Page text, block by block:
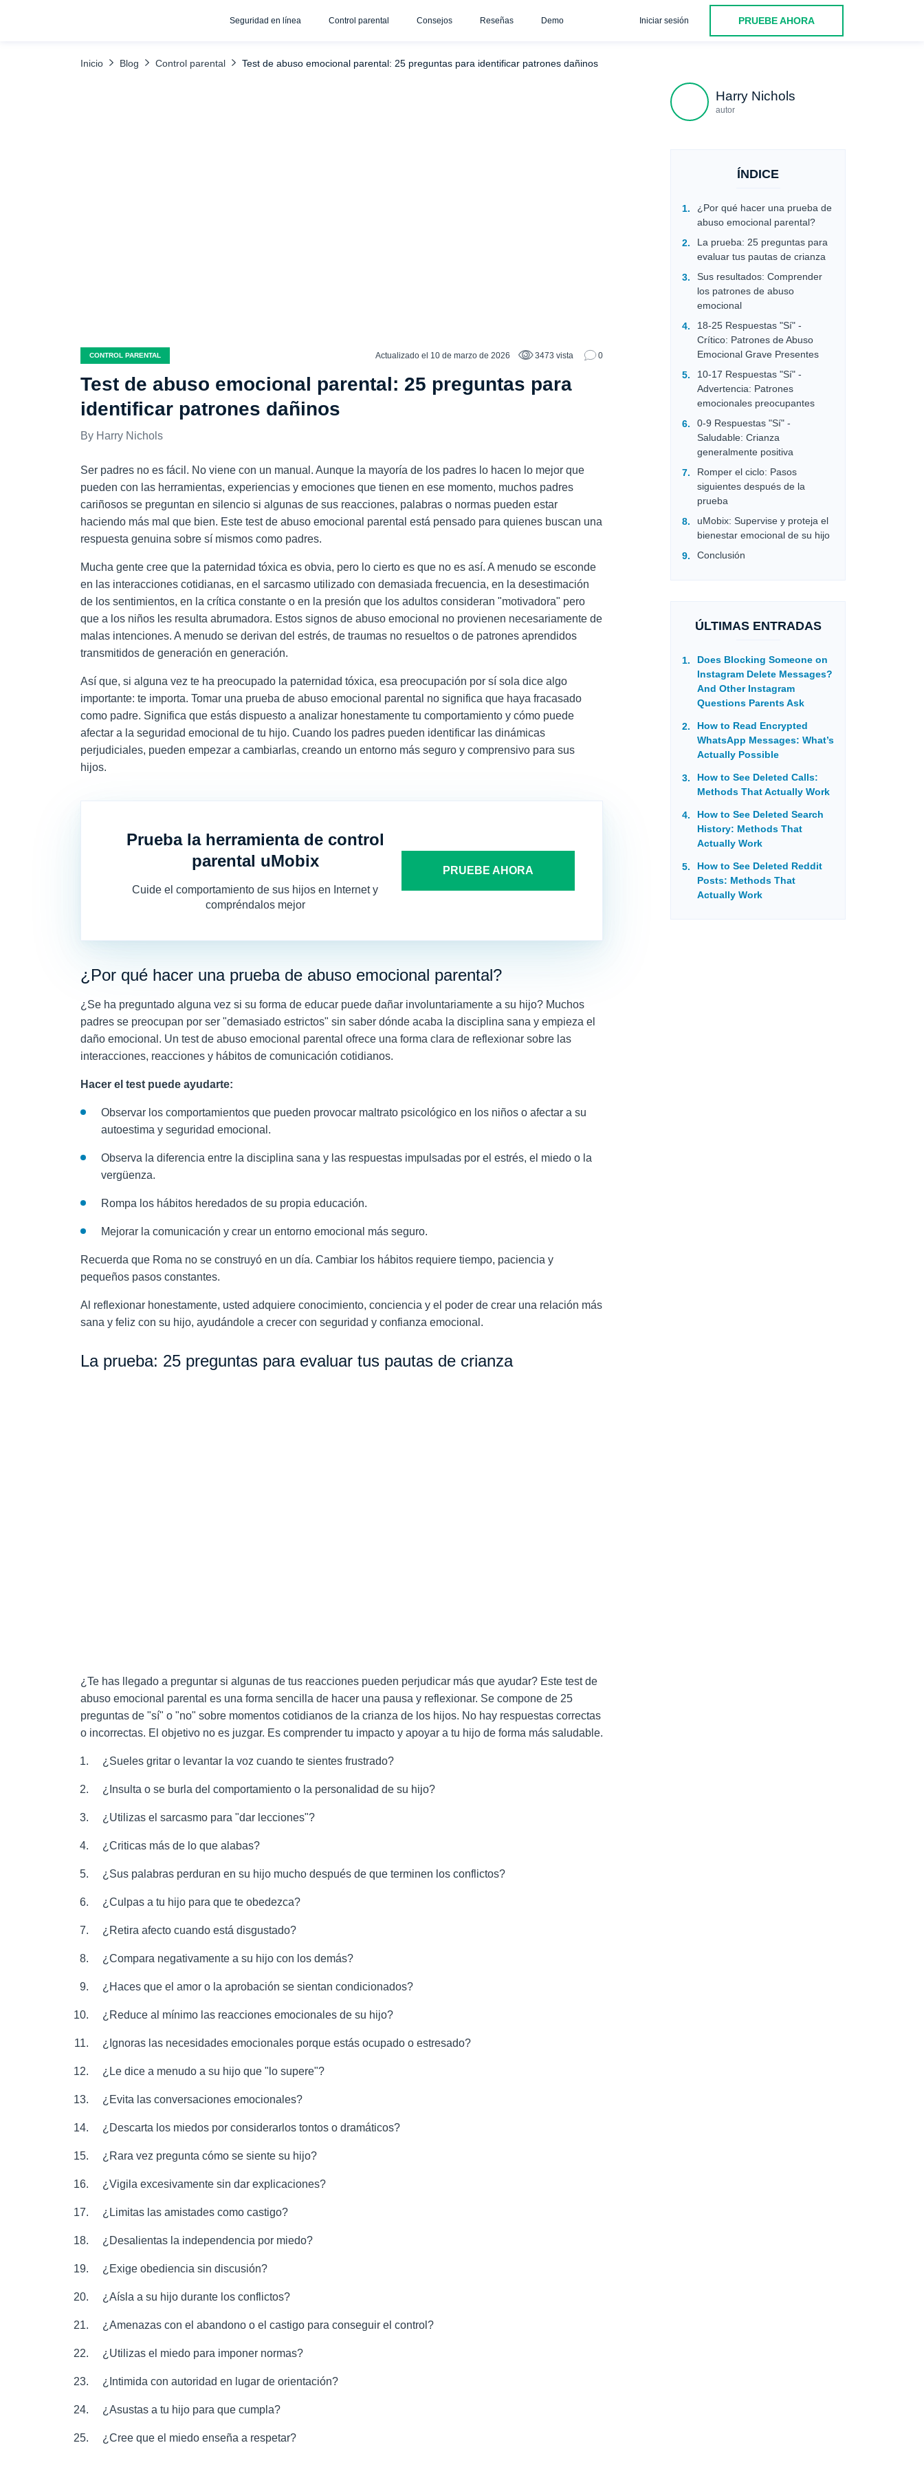
Seguridad en línea Control parental Consejos Reseñas Demo Iniciar sesión PRUEBE AHORA
Inicio Blog Control parental Test de abuso emocional parental: 25 preguntas para identificar patrones dañinos
CONTROL PARENTAL Actualizado el 10 de marzo de 2026 3473 vista 0
Test de abuso emocional parental: 25 preguntas para
identificar patrones dañinos
Harry Nichols
Ser padres no es fácil. No viene con un manual. Aunque la mayoría de los padres lo hacen lo mejor que
pueden con las herramientas, experiencias y emociones que tienen en ese momento, muchos padres
cariñosos se preguntan en silencio si algunas de sus reacciones, palabras o normas pueden estar
haciendo más mal que bien. Este test de abuso emocional parental está pensado para quienes buscan una
respuesta genuina sobre sí mismos como padres.
Mucha gente cree que la paternidad tóxica es obvia, pero lo cierto es que no es así. A menudo se esconde
en las interacciones cotidianas, en el sarcasmo utilizado con demasiada frecuencia, en la desestimación
de los sentimientos, en la crítica constante o en la presión que los adultos consideran "motivadora" pero
que a los niños les resulta abrumadora. Estos signos de abuso emocional no provienen necesariamente de
malas intenciones. A menudo se derivan del estrés, de traumas no resueltos o de patrones aprendidos
transmitidos de generación en generación.
Así que, si alguna vez te ha preocupado la paternidad tóxica, esa preocupación por sí sola dice algo
importante: te importa. Tomar una prueba de abuso emocional parental no significa que haya fracasado
como padre. Significa que estás dispuesto a analizar honestamente tu comportamiento y cómo puede
afectar a la seguridad emocional de tu hijo. Cuando los padres pueden identificar las dinámicas
perjudiciales, pueden empezar a cambiarlas, creando un entorno más seguro y comprensivo para sus
hijos.
Prueba la herramienta de control
parental uMobix
Cuide el comportamiento de sus hijos en Internet y
compréndalos mejor
PRUEBE AHORA
¿Por qué hacer una prueba de abuso emocional parental?
¿Se ha preguntado alguna vez si su forma de educar puede dañar involuntariamente a su hijo? Muchos
padres se preocupan por ser "demasiado estrictos" sin saber dónde acaba la disciplina sana y empieza el
daño emocional. Un test de abuso emocional parental ofrece una forma clara de reflexionar sobre las
interacciones, reacciones y hábitos de comunicación cotidianos.
Hacer el test puede ayudarte:
Observar los comportamientos que pueden provocar maltrato psicológico en los niños o afectar a su
autoestima y seguridad emocional.
Observa la diferencia entre la disciplina sana y las respuestas impulsadas por el estrés, el miedo o la
vergüenza.
Rompa los hábitos heredados de su propia educación.
Mejorar la comunicación y crear un entorno emocional más seguro.
Recuerda que Roma no se construyó en un día. Cambiar los hábitos requiere tiempo, paciencia y
pequeños pasos constantes.
Al reflexionar honestamente, usted adquiere conocimiento, conciencia y el poder de crear una relación más
sana y feliz con su hijo, ayudándole a crecer con seguridad y confianza emocional.
La prueba: 25 preguntas para evaluar tus pautas de crianza
¿Te has llegado a preguntar si algunas de tus reacciones pueden perjudicar más que ayudar? Este test de
abuso emocional parental es una forma sencilla de hacer una pausa y reflexionar. Se compone de 25
preguntas de "sí" o "no" sobre momentos cotidianos de la crianza de los hijos. No hay respuestas correctas
o incorrectas. El objetivo no es juzgar. Es comprender tu impacto y apoyar a tu hijo de forma más saludable.
¿Sueles gritar o levantar la voz cuando te sientes frustrado?
¿Insulta o se burla del comportamiento o la personalidad de su hijo?
¿Utilizas el sarcasmo para "dar lecciones"?
¿Criticas más de lo que alabas?
¿Sus palabras perduran en su hijo mucho después de que terminen los conflictos?
¿Culpas a tu hijo para que te obedezca?
¿Retira afecto cuando está disgustado?
¿Compara negativamente a su hijo con los demás?
¿Haces que el amor o la aprobación se sientan condicionados?
¿Reduce al mínimo las reacciones emocionales de su hijo?
¿Ignoras las necesidades emocionales porque estás ocupado o estresado?
¿Le dice a menudo a su hijo que "lo supere"?
¿Evita las conversaciones emocionales?
¿Descarta los miedos por considerarlos tontos o dramáticos?
¿Rara vez pregunta cómo se siente su hijo?
¿Vigila excesivamente sin dar explicaciones?
¿Limitas las amistades como castigo?
¿Desalientas la independencia por miedo?
¿Exige obediencia sin discusión?
¿Aísla a su hijo durante los conflictos?
¿Amenazas con el abandono o el castigo para conseguir el control?
¿Utilizas el miedo para imponer normas?
¿Intimida con autoridad en lugar de orientación?
¿Asustas a tu hijo para que cumpla?
¿Cree que el miedo enseña a respetar?
Harry Nichols
autor
ÍNDICE
¿Por qué hacer una prueba de
abuso emocional parental?
La prueba: 25 preguntas para
evaluar tus pautas de crianza
Sus resultados: Comprender
los patrones de abuso
emocional
18-25 Respuestas "Sí" -
Crítico: Patrones de Abuso
Emocional Grave Presentes
10-17 Respuestas "Sí" -
Advertencia: Patrones
emocionales preocupantes
0-9 Respuestas "Sí" -
Saludable: Crianza
generalmente positiva
Romper el ciclo: Pasos
siguientes después de la
prueba
uMobix: Supervise y proteja el
bienestar emocional de su hijo
Conclusión
ÚLTIMAS ENTRADAS
Does Blocking Someone on
Instagram Delete Messages?
And Other Instagram
Questions Parents Ask
How to Read Encrypted
WhatsApp Messages: What’s
Actually Possible
How to See Deleted Calls:
Methods That Actually Work
How to See Deleted Search
History: Methods That
Actually Work
How to See Deleted Reddit
Posts: Methods That
Actually Work
18-25 Respuestas "Sí" - Crítico: Patrones de Abuso Emocional Grave Presentes 10-17 Respuestas "Sí" - Advertencia: Patrones emocionales preocupantes